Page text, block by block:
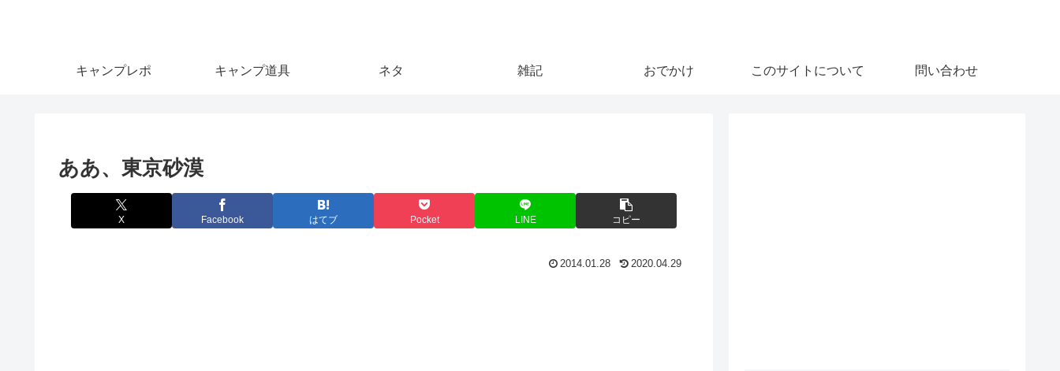
キャンプレポ キャンプ道具 ネタ 雑記 おでかけ このサイトについて 問い合わせ
ああ、東京砂漠
X Facebook はてブ Pocket LINE コピー
2014.01.28 2020.04.29